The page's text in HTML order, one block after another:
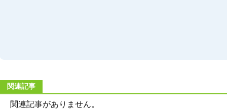
関連記事
関連記事がありません。